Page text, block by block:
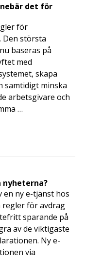
det för
för
största
baseras på
med
skapa
samtidigt minska
arbetsgivare och
…
nyheterna?
en ny e-tjänst hos
regler för avdrag
sparande på
av de viktigaste
Ny e-
via